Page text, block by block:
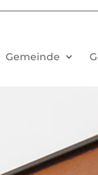
Gemeinde